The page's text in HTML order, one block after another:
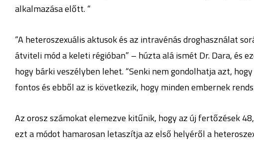
alkalmazása előtt. “
“A heteroszexuális aktusok és az intravénás droghasználat
átviteli mód a keleti régióban” – húzta alá ismét Dr. Dara, és
hogy bárki veszélyben lehet. “Senki nem gondolhatja azt,
fontos és ebből az is következik, hogy minden embernek
Az orosz számokat elemezve kitűnik, hogy az új fertőzések
ezt a módot hamarosan letaszítja az első helyéről a